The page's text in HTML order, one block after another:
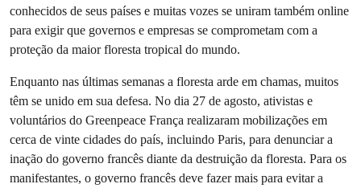
conhecidos de seus países e muitas vozes se uniram também online
para exigir que governos e empresas se comprometam com a
proteção da maior floresta tropical do mundo.
Enquanto nas últimas semanas a floresta arde em chamas, muitos
têm se unido em sua defesa. No dia 27 de agosto, ativistas e
voluntários do Greenpeace França realizaram mobilizações em
cerca de vinte cidades do país, incluindo Paris, para denunciar a
inação do governo francês diante da destruição da floresta. Para os
manifestantes, o governo francês deve fazer mais para evitar a